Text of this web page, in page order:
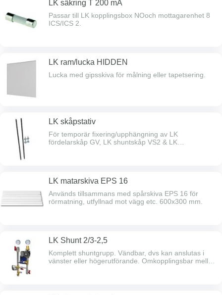
LK säkring T 200 mA
Passar till LK kopplingsbox NOoch mottagarenhet 8
ICS/ICS 2.
LK ram/lucka HIDDEN
Lucka med gipsskiva för målning eller tapetsering.
LK skåpstativ
För temporär fixering/upphängning av LK
fördelarskåp GV, LK shuntskåp VS2 & LK
LK matarskiva EPS 16
Används tillsammans med spårskiva EPS 16 för
rörmatning, utfyllnad mot vägg etc. 600x300 mm.
LK Shunt 2/3-2,5
Komplett shuntgrupp. Vändbar, dvs kan anslutas i
vänster eller högerutförande. Omkopplingsbar mellan